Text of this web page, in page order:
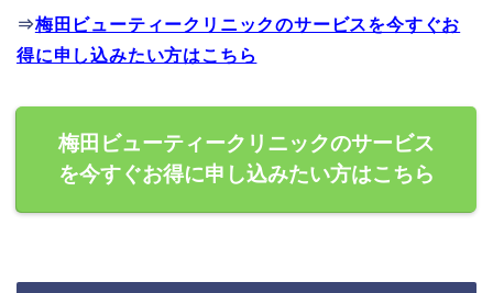
⇒梅田ビューティークリニックのサービスを今すぐお
得に申し込みたい方はこちら
梅田ビューティークリニックのサービス
を今すぐお得に申し込みたい方はこちら